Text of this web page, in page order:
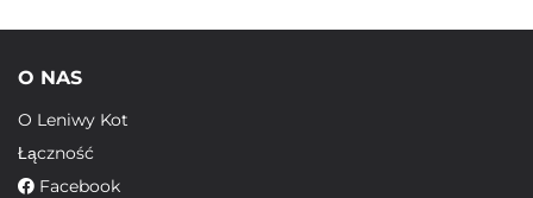
O NAS
O Leniwy Kot
Łączność
Facebook